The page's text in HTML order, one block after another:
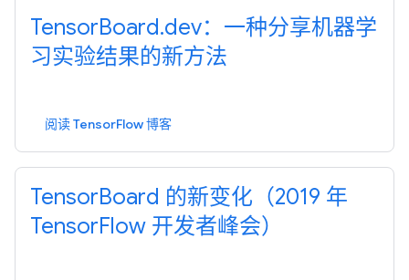
TensorBoard.dev：一种分享机器学
习实验结果的新方法
阅读 TensorFlow 博客
TensorBoard 的新变化（2019 年
TensorFlow 开发者峰会）